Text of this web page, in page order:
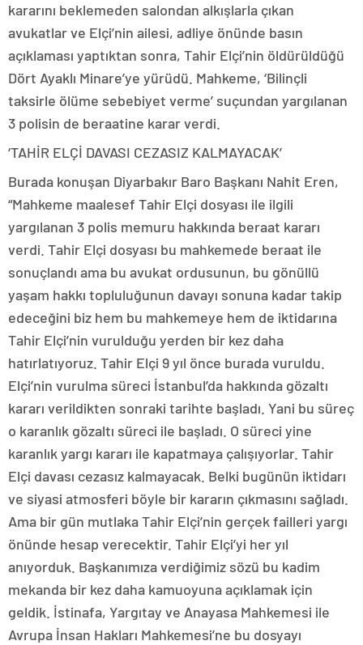
kararını beklemeden salondan alkışlarla çıkan
avukatlar ve Elçi’nin ailesi, adliye önünde basın
açıklaması yaptıktan sonra, Tahir Elçi’nin öldürüldüğü
Dört Ayaklı Minare’ye yürüdü. Mahkeme, ‘Bilinçli
taksirle ölüme sebebiyet verme’ suçundan yargılanan
3 polisin de beraatine karar verdi.
‘TAHİR ELÇİ DAVASI CEZASIZ KALMAYACAK’
Burada konuşan Diyarbakır Baro Başkanı Nahit Eren,
“Mahkeme maalesef Tahir Elçi dosyası ile ilgili
yargılanan 3 polis memuru hakkında beraat kararı
verdi. Tahir Elçi dosyası bu mahkemede beraat ile
sonuçlandı ama bu avukat ordusunun, bu gönüllü
yaşam hakkı topluluğunun davayı sonuna kadar takip
edeceğini biz hem bu mahkemeye hem de iktidarına
Tahir Elçi’nin vurulduğu yerden bir kez daha
hatırlatıyoruz. Tahir Elçi 9 yıl önce burada vuruldu.
Elçi’nin vurulma süreci İstanbul’da hakkında gözaltı
kararı verildikten sonraki tarihte başladı. Yani bu süreç
o karanlık gözaltı süreci ile başladı. O süreci yine
karanlık yargı kararı ile kapatmaya çalışıyorlar. Tahir
Elçi davası cezasız kalmayacak. Belki bugünün iktidarı
ve siyasi atmosferi böyle bir kararın çıkmasını sağladı.
Ama bir gün mutlaka Tahir Elçi’nin gerçek failleri yargı
önünde hesap verecektir. Tahir Elçi’yi her yıl
anıyorduk. Başkanımıza verdiğimiz sözü bu kadim
mekanda bir kez daha kamuoyuna açıklamak için
geldik. İstinafa, Yargıtay ve Anayasa Mahkemesi ile
Avrupa İnsan Hakları Mahkemesi’ne bu dosyayı